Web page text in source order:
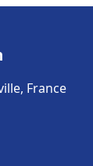
France